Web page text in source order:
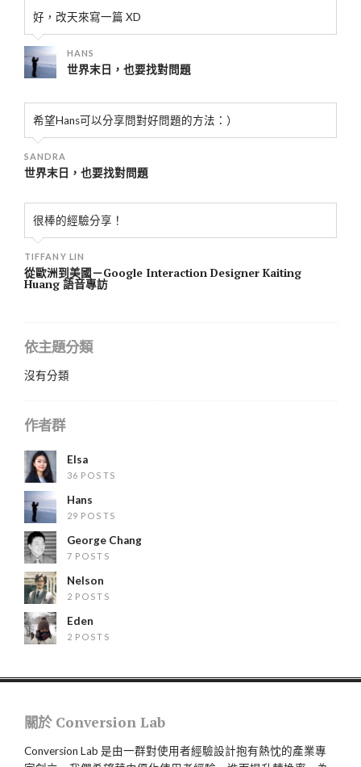
好，改天來寫一篇 XD
HANS
世界末日，也要找對問題
希望Hans可以分享問對好問題的方法：）
SANDRA
世界末日，也要找對問題
很棒的經驗分享！
TIFFANY LIN
從歐洲到美國－Google Interaction Designer Kaiting
Huang 語音專訪
依主題分類
沒有分類
作者群
Elsa
36 POSTS
Hans
29 POSTS
George Chang
7 POSTS
Nelson
2 POSTS
Eden
2 POSTS
關於 Conversion Lab
Conversion Lab 是由一群對使用者經驗設計抱有熱忱的產業專